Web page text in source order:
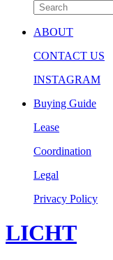
ABOUT
CONTACT US
INSTAGRAM
Buying Guide
Lease
Coordination
Legal
Privacy Policy
LICHT